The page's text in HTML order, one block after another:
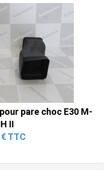
pare choc E30 M-
II
TTC